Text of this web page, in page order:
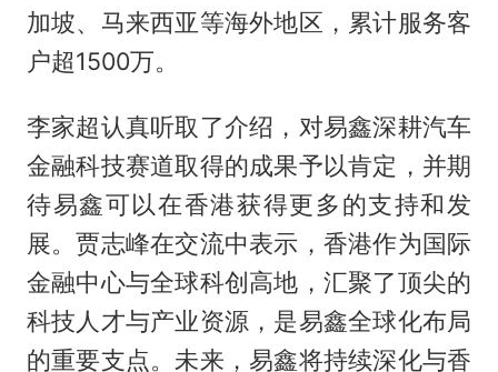
加坡、马来西亚等海外地区，累计服务客
户超1500万。
李家超认真听取了介绍，对易鑫深耕汽车
金融科技赛道取得的成果予以肯定，并期
待易鑫可以在香港获得更多的支持和发
展。贾志峰在交流中表示，香港作为国际
金融中心与全球科创高地，汇聚了顶尖的
科技人才与产业资源，是易鑫全球化布局
的重要支点。未来，易鑫将持续深化与香